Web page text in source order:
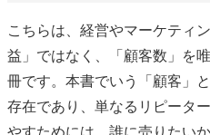
こちらは、経営やマーケティ
益」ではなく、「顧客数」を
冊です。本書でいう「顧客」
存在であり、単なるリピータ